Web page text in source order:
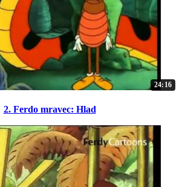
24:16
2. Ferdo mravec: Hlad